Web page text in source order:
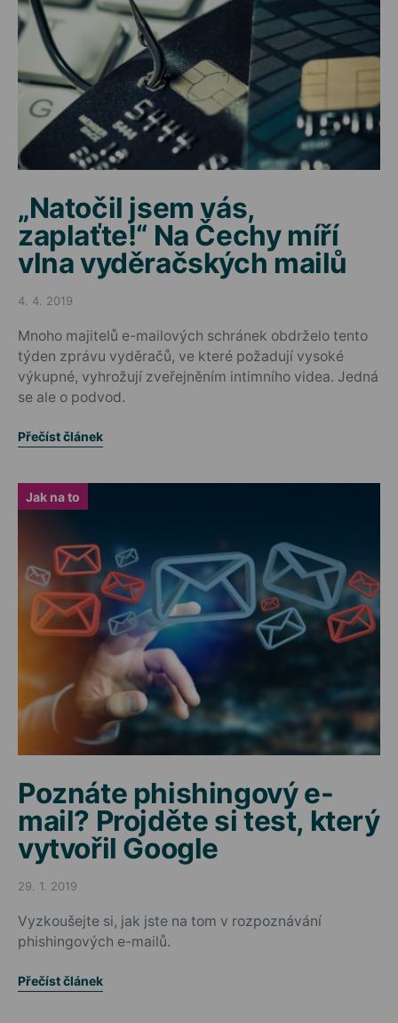
„Natočil jsem vás,
zaplaťte!“ Na Čechy míří
vlna vyděračských mailů
Posted on
4. 4. 2019
Mnoho majitelů e-mailových schránek obdrželo tento
týden zprávu vyděračů, ve které požadují vysoké
výkupné, vyhrožují zveřejněním intimního videa. Jedná
se ale o podvod.
Přečíst článek
Jak na to
Poznáte phishingový e-
mail? Projděte si test, který
vytvořil Google
Posted on
29. 1. 2019
Vyzkoušejte si, jak jste na tom v rozpoznávání
phishingových e-mailů.
Přečíst článek